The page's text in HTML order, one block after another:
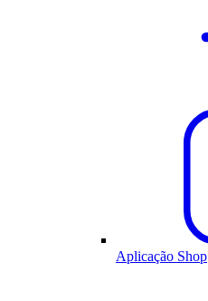
Aplicação Shop